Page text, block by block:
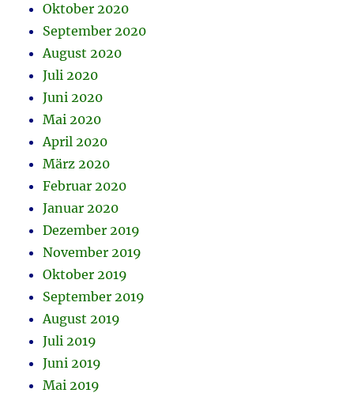
Oktober 2020
September 2020
August 2020
Juli 2020
Juni 2020
Mai 2020
April 2020
März 2020
Februar 2020
Januar 2020
Dezember 2019
November 2019
Oktober 2019
September 2019
August 2019
Juli 2019
Juni 2019
Mai 2019